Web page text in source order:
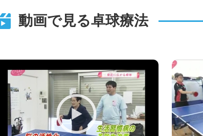
動画で見る卓球療法